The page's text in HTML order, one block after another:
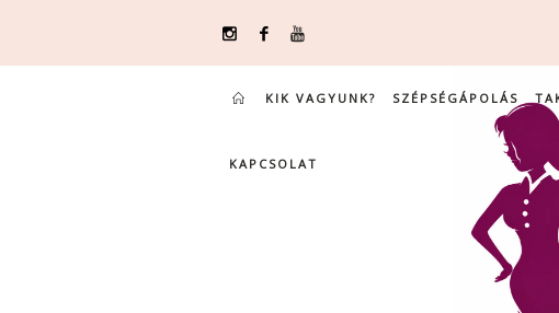
KIK VAGYUNK? SZÉPSÉGÁPOLÁS
KAPCSOLAT